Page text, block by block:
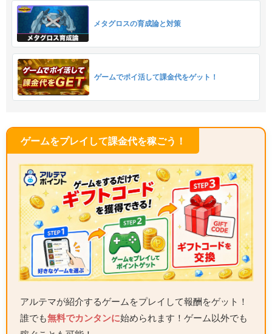
メタグロスの育成論と対策
ゲームでポイ活して課金代をゲット！
ゲームをプレイして課金代を稼ごう！
アルテマが紹介するゲームをプレイして報酬をゲット！
誰でも無料でカンタンに始められます！ゲーム以外でも